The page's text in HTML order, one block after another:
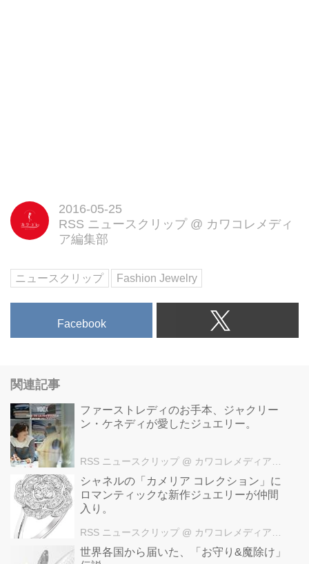
2016-05-25
RSS ニュースクリップ @ カワコレメディ
ア編集部
ニュースクリップ Fashion Jewelry
Facebook
関連記事
ファーストレディのお手本、ジャクリー
ン・ケネディが愛したジュエリー。
RSS ニュースクリップ @ カワコレメディア編集部
シャネルの「カメリア コレクション」に
ロマンティックな新作ジュエリーが仲間
入り。
RSS ニュースクリップ @ カワコレメディア編集部
世界各国から届いた、「お守り&魔除け」